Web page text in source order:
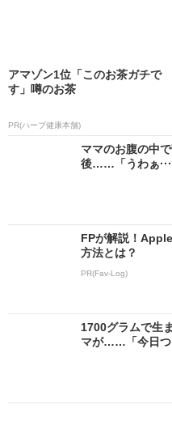
アマゾン1位「このお茶ガチで
す」噂のお茶
PR(ハーブ健康本舗)
ママのお腹の中
後……「うわぁ
FPが解説！
方法とは？
PR(Fav-Log)
1700グラムで生
マが……「今日